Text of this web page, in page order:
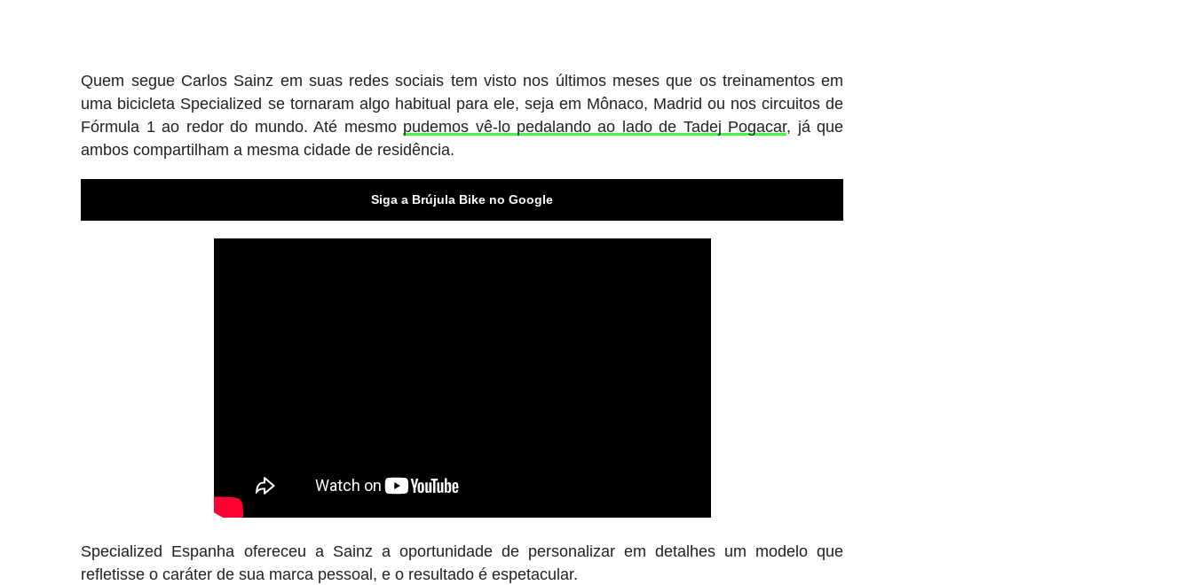
Quem segue Carlos Sainz em suas redes sociais tem visto nos últimos meses que os treinamentos em
uma bicicleta Specialized se tornaram algo habitual para ele, seja em Mônaco, Madrid ou nos circuitos de
Fórmula 1 ao redor do mundo. Até mesmo pudemos vê-lo pedalando ao lado de Tadej Pogacar, já que
ambos compartilham a mesma cidade de residência.
Siga a Brújula Bike no Google
Specialized Espanha ofereceu a Sainz a oportunidade de personalizar em detalhes um modelo que
refletisse o caráter de sua marca pessoal, e o resultado é espetacular.